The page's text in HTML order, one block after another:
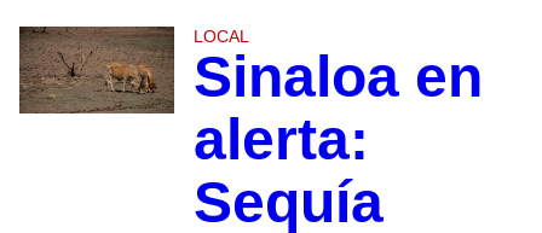
LOCAL
Sinaloa en
alerta:
Sequía